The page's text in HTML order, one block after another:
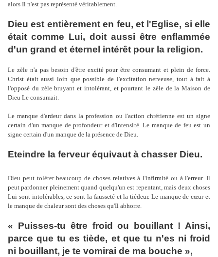
alors Il n'est pas représenté véritablement.
Dieu est entièrement en feu, et l'Eglise, si elle
était comme Lui, doit aussi être enflammée
d'un grand et éternel intérêt pour la religion.
Le zèle n'a pas besoin d'être excité pour être consumant et plein de force.
Christ était aussi loin que possible de l'excitation nerveuse, tout à fait à
l'opposé du zèle bruyant et intolérant, et pourtant le zèle de la Maison de
Dieu Le consumait.
Le manque d'ardeur dans la profession ou l'action chrétienne est un signe
certain d'un manque de profondeur et d'intensité. Le manque de feu est un
signe certain d'un manque de la présence de Dieu.
Eteindre la ferveur équivaut à chasser Dieu.
Dieu peut tolérer beaucoup de choses relatives à l'infirmité ou à l'erreur. Il
peut pardonner pleinement quand quelqu'un est repentant, mais deux choses
Lui sont intolérables, ce sont la fausseté et la tiédeur. Le manque de cœur et
le manque de chaleur sont des choses qu'Il abhorre.
« Puisses-tu être froid ou bouillant ! Ainsi,
parce que tu es tiède, et que tu n'es ni froid
ni bouillant, je te vomirai de ma bouche »,